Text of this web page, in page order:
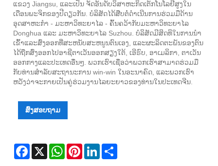
ແຂວງ Jiangsu, ແລະເປັນ ຈັດອັນດັບວິສາຫະກິດເຕັກໂນໂລຢີສູງໃນ
ເດືອນພະຈິກຂອງປີດຽວກັນ. ບໍລິສັດ​ໄດ້​ສືບ​ຕໍ່​ດຳ​ເນີນ​ການ​ຮ່ວມ​ມື​ດ້ານ​
ອຸດສາຫະກຳ - ມະຫາວິທະຍາ​ໄລ - ຄົ້ນຄວ້າ​ກັບ​ມະຫາວິທະຍາ​ໄລ
Donghua ​ແລະ ມະຫາວິທະຍາ​ໄລ Suzhou. ບໍລິສັດມີສິດທິໃນການນໍາ
ເຂົ້າແລະສົ່ງອອກທີ່ສະຫນັບສະຫນູນຕົນເອງ, ແລະຜະລິດຕະພັນຂອງຕົນ
ໄດ້ຖືກສົ່ງອອກໄປອາຊີຕາເວັນອອກສຽງໃຕ້, ເອີຣົບ, ອາເມລິກາ, ຕາເວັນ
ອອກກາງແລະປະເທດອື່ນໆ. ພວກເຮົາເຊື່ອວ່າພວກເຮົາສາມາດຮ່ວມມື
ກັບທ່ານສໍາລັບສະຖານະການ win-win ໃນອະນາຄົດ, ແລະພວກເຮົາ
ຫວັງວ່າຈະກາຍເປັນຄູ່ຮ່ວມງານໄລຍະຍາວຂອງທ່ານໃນປະເທດຈີນ.
ສົ່ງສອບຖາມ
Facebook
X WhatsAppPinterestLinkedIn